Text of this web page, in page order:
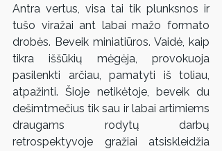
Antra vertus, visa tai tik plunksnos ir
tušo viražai ant labai mažo formato
drobės. Beveik miniatiūros. Vaidė, kaip
tikra iššūkių mėgėja, provokuoja
pasilenkti arčiau, pamatyti iš toliau,
atpažinti. Šioje netikėtoje, beveik du
dešimtmečius tik sau ir labai artimiems
draugams rodytų darbų
retrospektyvoje gražiai atsiskleidžia